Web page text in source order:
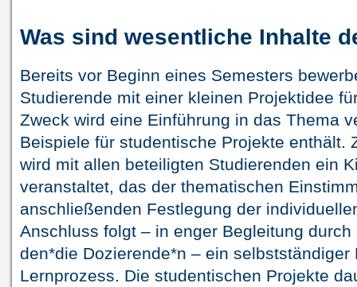
Was sind wesentliche Inhalte
Bereits vor Beginn eines Semesters
Studierende mit einer kleinen Projektidee
Zweck wird eine Einführung in das Thema
Beispiele für studentische Projekte enthält.
wird mit allen beteiligten Studierenden ein
veranstaltet, das der thematischen
anschließenden Festlegung der
Anschluss folgt – in enger Begleitung
den*die Dozierende*n – ein selbstständiger
Lernprozess. Die studentischen Projekte